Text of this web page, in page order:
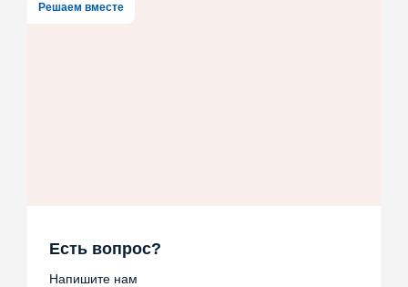
Решаем вместе
Есть вопрос?
Напишите нам